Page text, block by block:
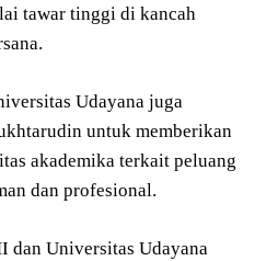
tawar tinggi di kancah
Udayana juga
untuk memberikan
akademika terkait peluang
dan profesional.
dan Universitas Udayana